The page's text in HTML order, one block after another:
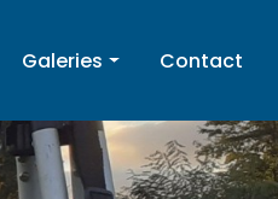
Galeries
Terrassement
Enrochement
Contact